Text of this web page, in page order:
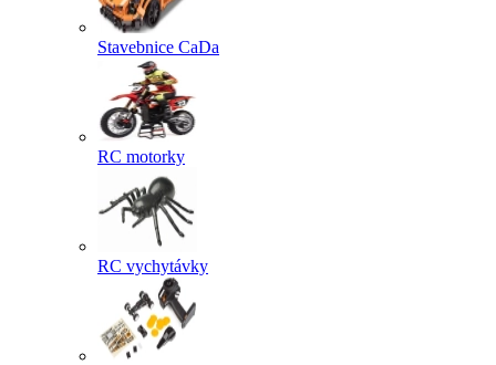
Stavebnice CaDa
RC motorky
RC vychytávky